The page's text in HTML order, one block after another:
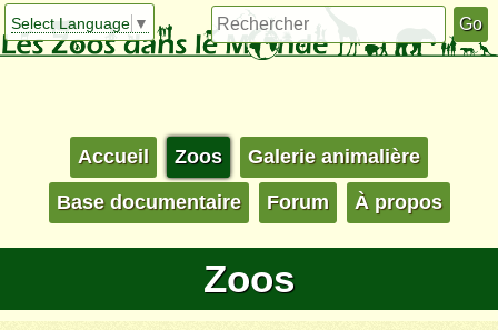
Select Language ▼
Accueil Zoos Galerie animalière
Base documentaire Forum À propos
Zoos